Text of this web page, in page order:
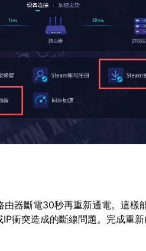
器斷電30秒再重新通電。這樣
衝突造成的斷線問題。完成重